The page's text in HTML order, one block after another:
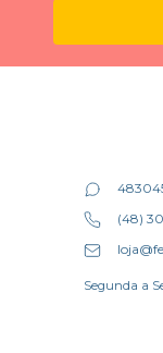
(48)
Segunda a